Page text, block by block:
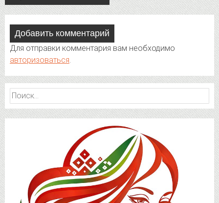
Добавить комментарий
Для отправки комментария вам необходимо
авторизоваться
Найти: